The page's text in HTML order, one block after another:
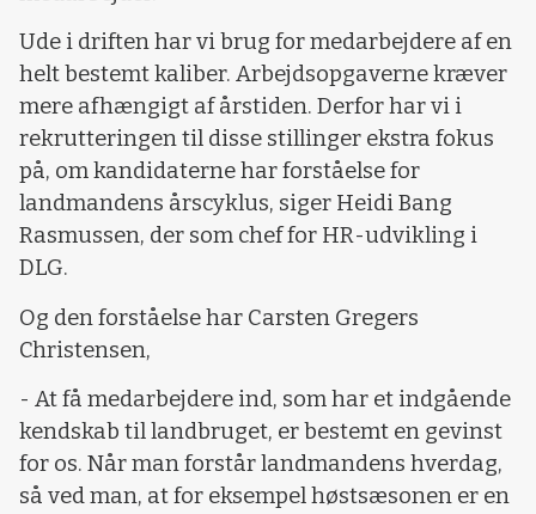
Ude i driften har vi brug for medarbejdere af en
helt bestemt kaliber. Arbejdsopgaverne kræver
mere afhængigt af årstiden. Derfor har vi i
rekrutteringen til disse stillinger ekstra fokus
på, om kandidaterne har forståelse for
landmandens årscyklus, siger Heidi Bang
Rasmussen, der som chef for HR-udvikling i
DLG.
Og den forståelse har Carsten Gregers
Christensen,
- At få medarbejdere ind, som har et indgående
kendskab til landbruget, er bestemt en gevinst
for os. Når man forstår landmandens hverdag,
så ved man, at for eksempel høstsæsonen er en